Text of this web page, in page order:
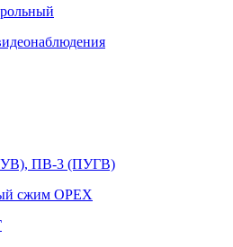
ПВ-3 (ПУГВ)
сжим ОРЕХ